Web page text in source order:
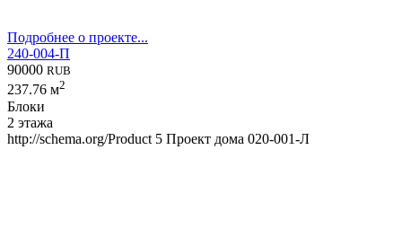
Подробнее о проекте...
240-004-П
90000 RUB
237.76 м2
Блоки
2 этажа
http://schema.org/Product 5 Проект дома 020-001-Л